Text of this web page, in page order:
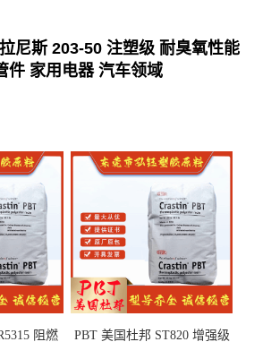
尼斯 203-50 注塑级 耐臭氧性能
件 家用电器 汽车领域
阻燃
PBT 美国杜邦 ST820 增强级